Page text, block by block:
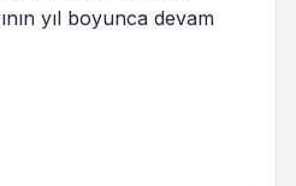
yıl boyunca devam